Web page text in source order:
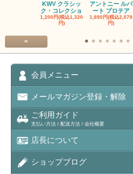
KWV クラシッ
ク・コレクショ
1,200円(税込1,320
円)
アントニー ルパ
ート プロテア
1,890円(税込2,079
円)
<
会員メニュー
メールマガジン登録・解除
ご利用ガイド
支払い方法 / 配送方法 / 会社概要
店長について
ショップブログ